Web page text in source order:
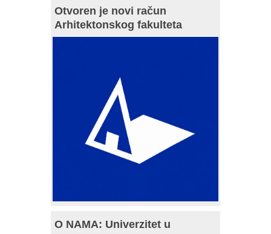
Otvoren je novi račun
Arhitektonskog fakulteta
O NAMA: Univerzitet u